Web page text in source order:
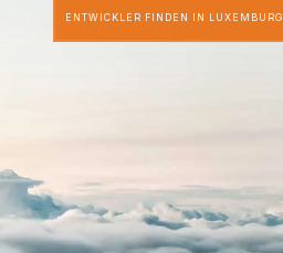
ENTWICKLER FINDEN IN LUXEMBURG